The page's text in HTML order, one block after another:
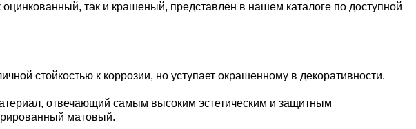
так и крашеный, представлен в нашем каталоге по доступной
стойкостью к коррозии, но уступает окрашенному в декоративности.
отвечающий самым высоким эстетическим и защитным
матовый.